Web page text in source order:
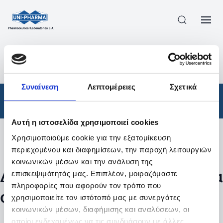
Συναίνεση Λεπτομέρειες Σχετικά
Αυτή η ιστοσελίδα χρησιμοποιεί cookies
Χρησιμοποιούμε cookie για την εξατομίκευση
περιεχομένου και διαφημίσεων, την παροχή λειτουργιών
κοινωνικών μέσων και την ανάλυση της
επισκεψιμότητάς μας. Επιπλέον, μοιραζόμαστε
πληροφορίες που αφορούν τον τρόπο που
χρησιμοποιείτε τον ιστότοπό μας με συνεργάτες
κοινωνικών μέσων, διαφήμισης και αναλύσεων, οι
οποίοι ενδεχομένως να τις συνδυάσουν με άλλες
ΠΡΟΪΟΝΤΑ
ΑΠΟΤΕΛΕΣΜΑΤΑ ΑΝΑΖΗΤΗΣΗΣ
Φάρμακα
Φίλτρα
Δεν βρέθηκαν προϊόντα με τα
συγκεκριμένα φίλτρα